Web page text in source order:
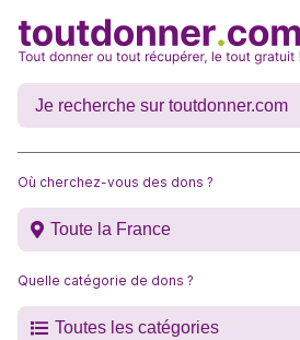
Où cherchez-vous des dons ?
Toute la France
Quelle catégorie de dons ?
Toutes les catégories